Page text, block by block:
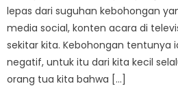
lepas dari suguhan kebohongan
media social, konten acara di
sekitar kita. Kebohongan tentunya
negatif, untuk itu dari kita kecil
orang tua kita bahwa […]